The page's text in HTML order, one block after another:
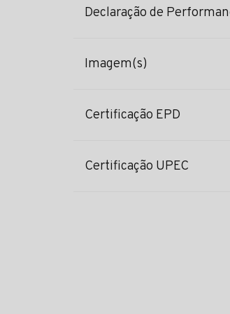
Declaração de
Imagem(s)
Certificação EPD
Certificação UPEC